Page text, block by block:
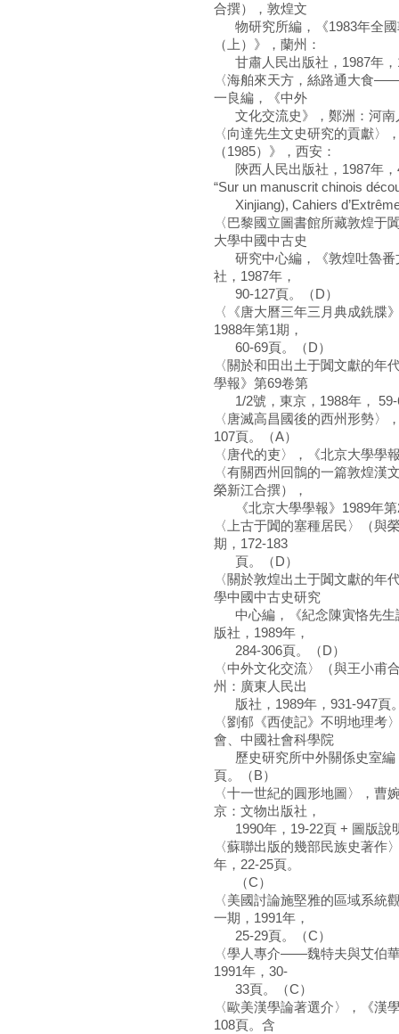
合撰），敦煌文
物研究所編，《1983年全國
（上）》，蘭州：
甘肅人民出版社，1987年，
〈海舶來天方，絲路通大食
一良編，《中外
文化交流史》，鄭洲：河南
〈向達先生文史研究的貢獻〉
（1985）》，西安：
陝西人民出版社，1987年，
“Sur un manuscrit chinois
Xinjiang), Cahiers
〈巴黎國立圖書館所藏敦煌于
大學中國中古史
研究中心編，《敦煌吐魯番
社，1987年，
90-127頁。（D）
〈《唐大曆三年三月典成銑牒
1988年第1期，
60-69頁。（D）
〈關於和田出土于闐文獻的年
學報》第69卷第
1/2號，東京，1988年， 59-
〈唐滅高昌國後的西州形勢〉
107頁。（A）
〈唐代的吏〉，《北京大學學
〈有關西州回鶻的一篇敦煌
榮新江合撰），
《北京大學學報》1989年第
〈上古于闐的塞種居民〉（與
期，172-183
頁。（D）
〈關於敦煌出土于闐文獻的年
學中國中古史研究
中心編，《紀念陳寅恪先生
版社，1989年，
284-306頁。（D）
〈中外文化交流〉（與王小甫
州：廣東人民出
版社，1989年，931-947頁
〈劉郁《西使記》不明地理考
會、中國社會科學院
歷史研究所中外關係史室編
頁。（B）
〈十一世紀的圓形地圖〉，
京：文物出版社，
1990年，19-22頁 + 圖版說
〈蘇聯出版的幾部民族史著作
年，22-25頁。
（C）
〈美國討論施堅雅的區域系統
一期，1991年，
25-29頁。（C）
〈學人專介——魏特夫與艾伯
1991年，30-
33頁。（C）
〈歐美漢學論著選介〉，《漢
108頁。含